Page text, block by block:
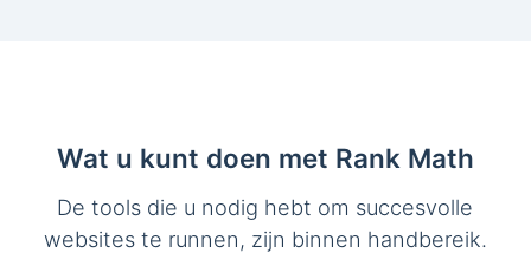
Wat u kunt doen met Rank Math
De tools die u nodig hebt om succesvolle
websites te runnen, zijn binnen handbereik.